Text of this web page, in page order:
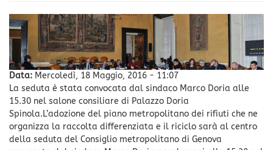
Data: Mercoledì, 18 Maggio, 2016 - 11:07
La seduta è stata convocata dal sindaco Marco Doria alle
15.30 nel salone consiliare di Palazzo Doria
Spinola.L’adozione del piano metropolitano dei rifiuti che ne
organizza la raccolta differenziata e il riciclo sarà al centro
della seduta del Consiglio metropolitano di Genova